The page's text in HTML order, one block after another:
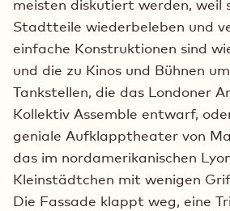
meisten diskutiert werden, weil
Stadtteile wiederbeleben und
einfache Konstruktionen sind
und die zu Kinos und Bühnen
Tankstellen, die das Londoner
Kollektiv Assemble entwarf,
geniale Aufklapptheater von
das im nordamerikanischen
Kleinstädtchen mit wenigen
Die Fassade klappt weg, eine